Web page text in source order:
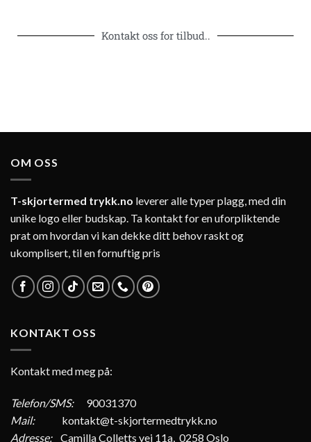
Kontakt oss for tilbud..
OM OSS
T-skjortermed trykk.no leverer alle typer plagg, med din
unike logo eller budskap. Ta kontakt for en uforpliktende
prat om hvordan vi kan dekke ditt behov raskt og
ukomplisert, til en fornuftig pris
KONTAKT OSS
Kontakt med meg på:
Telefon/SMS:
90031370
Mail:
kontakt@t-skjortermedtrykk.no
Adresse: Camilla Colletts vei 11a, 0258 Oslo